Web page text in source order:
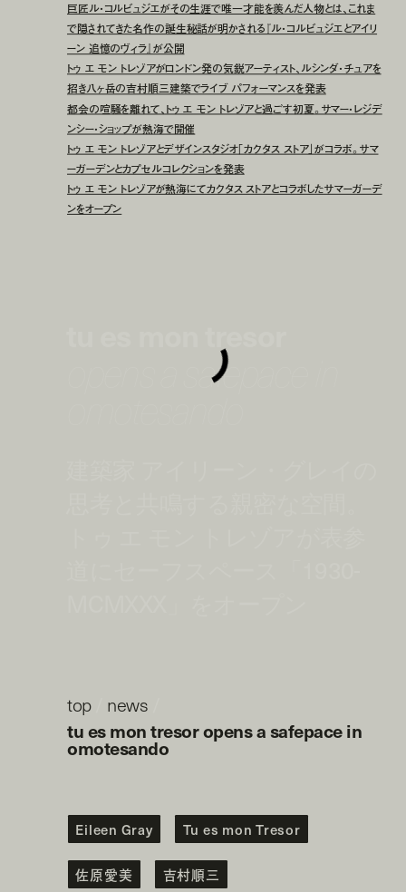
巨匠ル・コルビュジエがその生涯で唯一才能を羨んだ人物とは、これま
で隠されてきた名作の誕生秘話が明かされる『ル・コルビュジエとアイリ
ーン 追憶のヴィラ』が公開
トゥ エ モン トレゾアがロンドン発の気鋭アーティスト、ルシンダ・チュアを
招き八ヶ岳の吉村順三建築でライブ パフォーマンスを発表
都会の喧騒を離れて、トゥ エ モン トレゾアと過ごす初夏。サマー・レジデ
ンシー・ショップが熱海で開催
トゥ エ モン トレゾアとデザインスタジオ「カクタス ストア」がコラボ。サマ
ーガーデンとカプセルコレクションを発表
トゥ エ モン トレゾアが熱海にてカクタス ストアとコラボしたサマーガーデ
ンをオープン
opens a safepace in
top/ news
tu es mon tresor opens a safepace in
omotesando
Eileen Gray Tu es mon Tresor
佐原愛美 吉村順三